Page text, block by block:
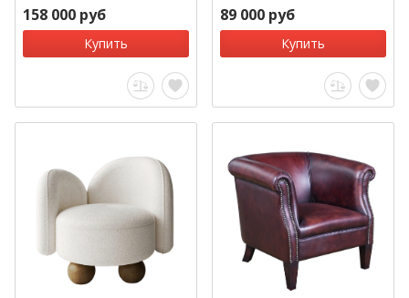
158 000 руб
Купить
89 000 руб
Купить